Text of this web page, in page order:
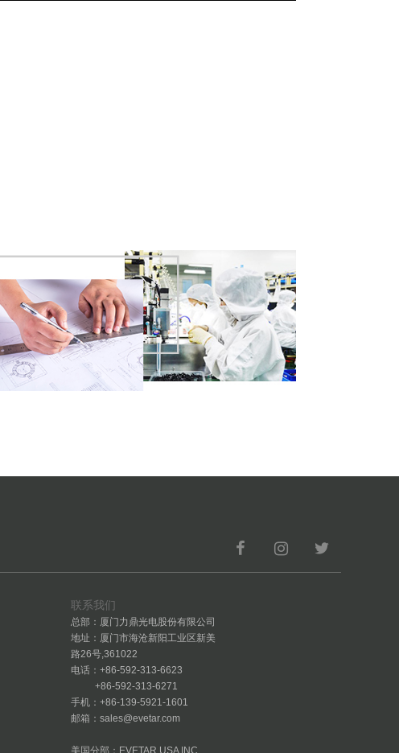
联系我们
总部：厦门力鼎光电股份有限公司
地址：厦门市海沧新阳工业区新美
路26号,361022
电话：+86-592-313-6623
+86-592-313-6271
手机：+86-139-5921-1601
邮箱：sales@evetar.com
美国分部：EVETAR USA INC.